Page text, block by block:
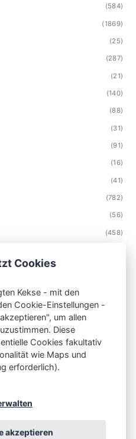
(584)
(1869)
(25)
(287)
(21)
(140)
(88)
(31)
(91)
(16)
(41)
(782)
(56)
(458)
Network (iOSBN)
Cookies
Kekse - mit den
Cookie-Einstellungen -
um allen
Diese
Cookies fakultativ
wie Maps und
erforderlich).
akzeptieren